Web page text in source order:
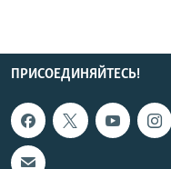
ПРИСОЕДИНЯЙТЕСЬ!